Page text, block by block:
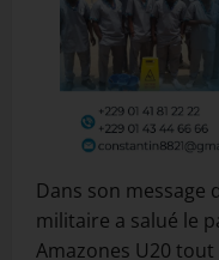
Dans son message
militaire a salué le
Amazones U20